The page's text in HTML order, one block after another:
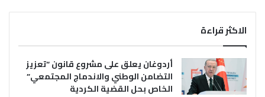
الاكثر قراءة
أردوغان يعلق على مشروع قانون “تعزيز
التضامن الوطني والاندماج المجتمعي”
الخاص بحل القضية الكردية